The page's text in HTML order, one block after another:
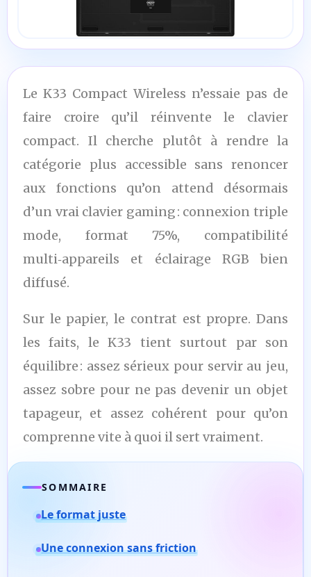
Le K33 Compact Wireless n’essaie pas de
faire croire qu’il réinvente le clavier
compact. Il cherche plutôt à rendre la
catégorie plus accessible sans renoncer
aux fonctions qu’on attend désormais
d’un vrai clavier gaming : connexion triple
mode, format 75%, compatibilité
multi‑appareils et éclairage RGB bien
diffusé.
Sur le papier, le contrat est propre. Dans
les faits, le K33 tient surtout par son
équilibre : assez sérieux pour servir au jeu,
assez sobre pour ne pas devenir un objet
tapageur, et assez cohérent pour qu’on
comprenne vite à quoi il sert vraiment.
SOMMAIRE
Le format juste
Une connexion sans friction